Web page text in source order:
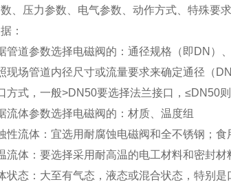
、压力参数、电气参数、动作方式、特殊要求
：
管道参数选择电磁阀的：通径规格（即DN）
现场管道内径尺寸或流量要求来确定通径（DN
方式，一般>DN50要选择法兰接口，≤DN50
流体参数选择电磁阀的：材质、温度组
性流体：宜选用耐腐蚀电磁阀和全不锈钢；
流体：要选择采用耐高温的电工材料和密封
状态：大至有气态，液态或混合状态，特别是